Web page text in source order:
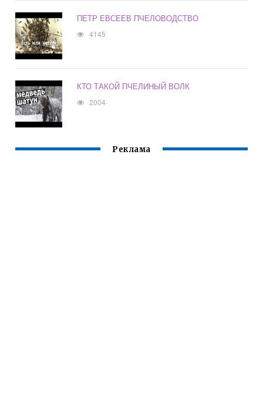
ПЕТР ЕВСЕЕВ ПЧЕЛОВОДСТВО
4145
КТО ТАКОЙ ПЧЕЛИНЫЙ ВОЛК
2004
Реклама